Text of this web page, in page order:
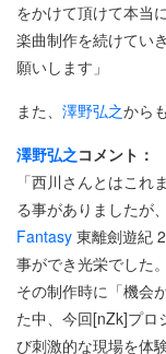
をかけて頂けて本当
楽曲制作を続けてい
願いします」
また、 澤野弘之から
澤野弘之コメント：
「西川さんとはこ
る事がありましたが
Fantasy 東離劍遊紀
事ができ光栄でした。
その制作時に「機会
た中、今回[nZk]プロ
び刺激的な現場を体